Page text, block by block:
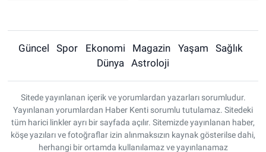
Güncel Spor Ekonomi Magazin Yaşam
Sağlık
Dünya
Astroloji
Sitede yayınlanan içerik ve yorumlardan yazarları sorumludur.
Yayınlanan yorumlardan Haber Kenti sorumlu tutulamaz. Sitedeki
tüm harici linkler ayrı bir sayfada açılır. Sitemizde yayınlanan haber,
köşe yazıları ve fotoğraflar izin alınmaksızın kaynak gösterilse dahi,
herhangi bir ortamda kullanılamaz ve yayınlanamaz